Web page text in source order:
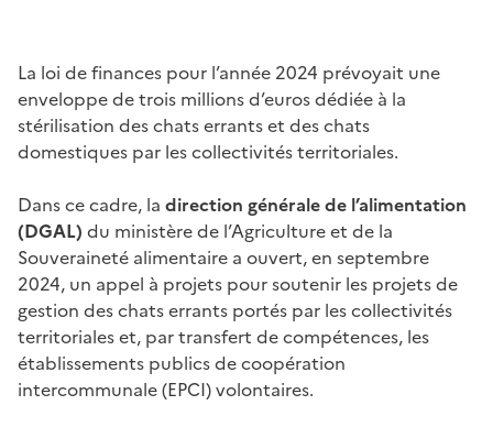
La loi de finances pour l’année 2024 prévoyait une
enveloppe de trois millions d’euros dédiée à la
stérilisation des chats errants et des chats
domestiques par les collectivités territoriales.
Dans ce cadre, la direction générale de l’alimentation
(DGAL) du ministère de l’Agriculture et de la
Souveraineté alimentaire a ouvert, en septembre
2024, un appel à projets pour soutenir les projets de
gestion des chats errants portés par les collectivités
territoriales et, par transfert de compétences, les
établissements publics de coopération
intercommunale (EPCI) volontaires.